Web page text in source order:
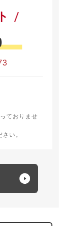
ておりませ
い。